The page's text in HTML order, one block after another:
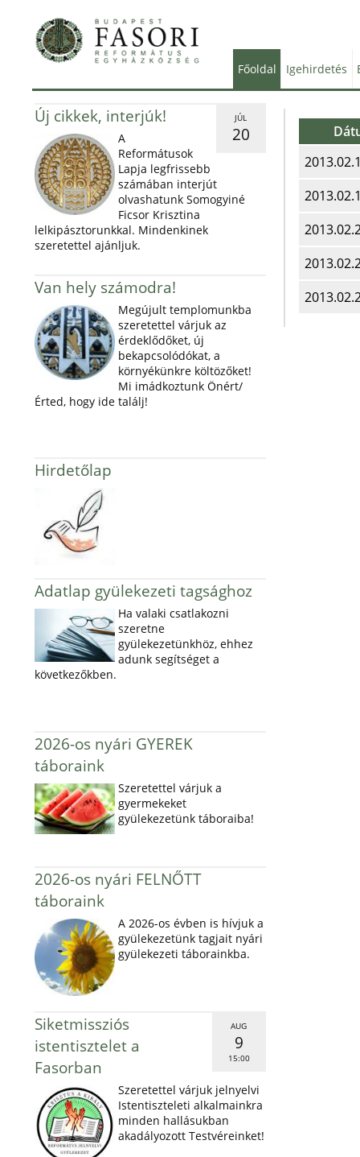
Főoldal Igehirdetés
JÚL
20
Új cikkek, interjúk!
A
Reformátusok
Lapja legfrissebb
számában interjút
olvashatunk Somogyiné
Ficsor Krisztina
lelkipásztorunkkal. Mindenkinek
szeretettel ajánljuk.
Van hely számodra!
Megújult templomunkba
szeretettel várjuk az
érdeklődőket, új
bekapcsolódókat, a
környékünkre költözőket!
Mi imádkoztunk Önért/
Érted, hogy ide találj!
Hirdetőlap
Adatlap gyülekezeti tagsághoz
Ha valaki csatlakozni
szeretne
gyülekezetünkhöz, ehhez
adunk segítséget a
következőkben.
2026-os nyári GYEREK
táboraink
Szeretettel várjuk a
gyermekeket
gyülekezetünk táboraiba!
2026-os nyári FELNŐTT
táboraink
A 2026-os évben is hívjuk a
gyülekezetünk tagjait nyári
gyülekezeti táborainkba.
AUG
9
15:00
Siketmissziós
istentisztelet a
Fasorban
Szeretettel várjuk jelnyelvi
Istentiszteleti alkalmainkra
minden hallásukban
akadályozott Testvéreinket!